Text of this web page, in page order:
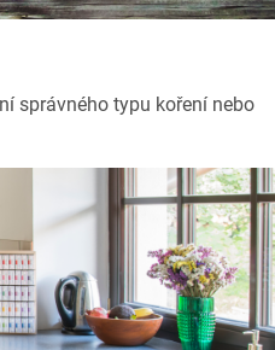
správného typu koření nebo